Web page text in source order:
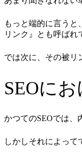
もっと端的に言う
リンク』とも呼ばれ
では次に、その被リ
SEOに
かつてのSEOでは、
しかしそれによって